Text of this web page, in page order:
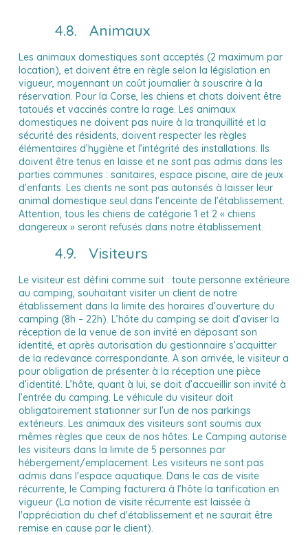
4.8. Animaux
Les animaux domestiques sont acceptés (2 maximum par
location), et doivent être en règle selon la législation en
vigueur, moyennant un coût journalier à souscrire à la
réservation. Pour la Corse, les chiens et chats doivent être
tatoués et vaccinés contre la rage. Les animaux
domestiques ne doivent pas nuire à la tranquillité et la
sécurité des résidents, doivent respecter les règles
élémentaires d’hygiène et l’intégrité des installations. Ils
doivent être tenus en laisse et ne sont pas admis dans les
parties communes : sanitaires, espace piscine, aire de jeux
d’enfants. Les clients ne sont pas autorisés à laisser leur
animal domestique seul dans l’enceinte de l’établissement.
Attention, tous les chiens de catégorie 1 et 2 « chiens
dangereux » seront refusés dans notre établissement.
4.9. Visiteurs
Le visiteur est défini comme suit : toute personne extérieure
au camping, souhaitant visiter un client de notre
établissement dans la limite des horaires d’ouverture du
camping (8h – 22h). L’hôte du camping se doit d’aviser la
réception de la venue de son invité en déposant son
identité, et après autorisation du gestionnaire s’acquitter
de la redevance correspondante. A son arrivée, le visiteur a
pour obligation de présenter à la réception une pièce
d’identité. L’hôte, quant à lui, se doit d’accueillir son invité à
l’entrée du camping. Le véhicule du visiteur doit
obligatoirement stationner sur l’un de nos parkings
extérieurs. Les animaux des visiteurs sont soumis aux
mêmes règles que ceux de nos hôtes. Le Camping autorise
les visiteurs dans la limite de 5 personnes par
hébergement/emplacement. Les visiteurs ne sont pas
admis dans l'espace aquatique. Dans le cas de visite
récurrente, le Camping facturera à l’hôte la tarification en
vigueur. (La notion de visite récurrente est laissée à
l'appréciation du chef d'établissement et ne saurait être
remise en cause par le client).